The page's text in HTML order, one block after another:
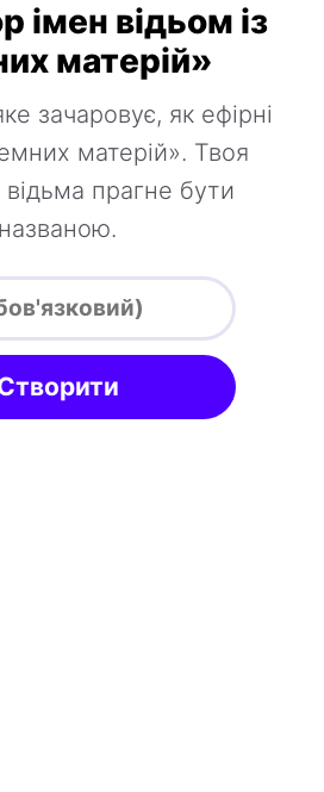
імен відьом із
матерій»
зачаровує, як ефірні
матерій». Твоя
прагне бути
названою.